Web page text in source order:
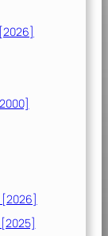
[2026]
[2025]